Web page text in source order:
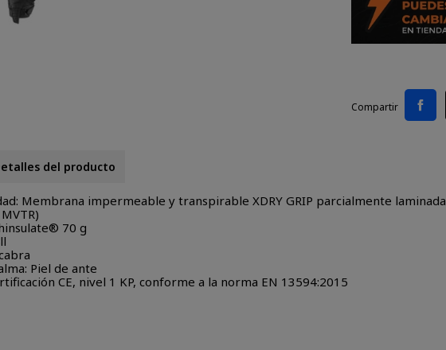
Compartir
del producto
Membrana impermeable y transpirable XDRY GRIP parcialmente laminada
70 g
Piel de ante
CE, nivel 1 KP, conforme a la norma EN 13594:2015